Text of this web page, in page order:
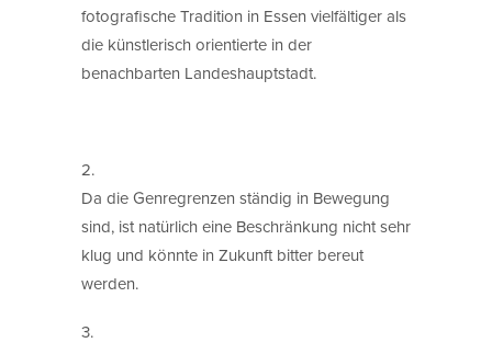
fotografische Tradition in Essen vielfältiger als
die künstlerisch orientierte in der
benachbarten Landeshauptstadt.
2.
Da die Genregrenzen ständig in Bewegung
sind, ist natürlich eine Beschränkung nicht sehr
klug und könnte in Zukunft bitter bereut
werden.
3.